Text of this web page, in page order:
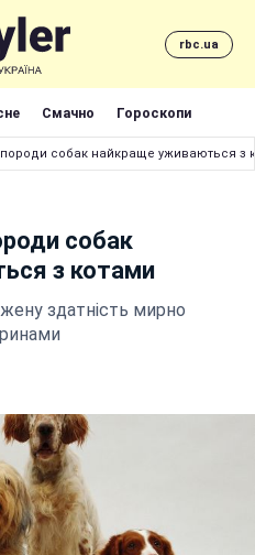
rbc.ua
Смачно Гороскопи
породи собак найкраще уживаються з
собак
з котами
здатність мирно